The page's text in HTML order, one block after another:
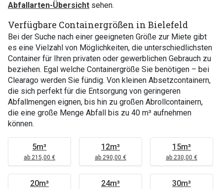
Abfallarten-Übersicht sehen.
Verfügbare Containergrößen in Bielefeld
Bei der Suche nach einer geeigneten Größe zur Miete gibt
es eine Vielzahl von Möglichkeiten, die unterschiedlichsten
Container für Ihren privaten oder gewerblichen Gebrauch zu
beziehen. Egal welche Containergröße Sie benötigen – bei
Clearago werden Sie fündig. Von kleinen Absetzcontainern,
die sich perfekt für die Entsorgung von geringeren
Abfallmengen eignen, bis hin zu großen Abrollcontainern,
die eine große Menge Abfall bis zu 40 m³ aufnehmen
können.
5m³
ab 215,00 €
12m³
ab 290,00 €
15m³
ab 230,00 €
20m³ 24m³ 30m³